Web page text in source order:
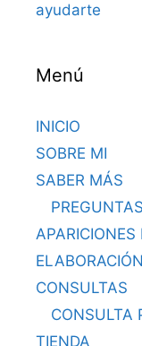
ayudarte
Menú
INICIO
SOBRE MI
SABER MÁS
APARICIONES
CONSULTAS
CONSULTA
TIENDA